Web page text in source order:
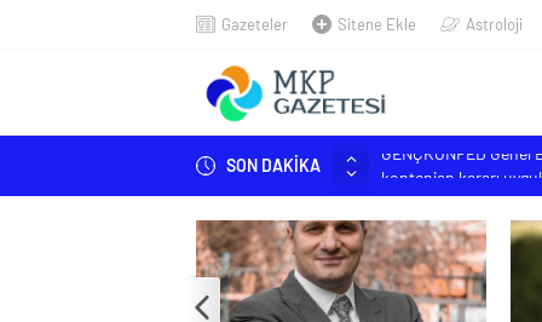
Gazeteler Sitene Ekle Astroloji
SON DAKİKA
Zorlu TÖRE
BİK Genel Müdürü
KGK hedef büyüttü
GENÇKONFED